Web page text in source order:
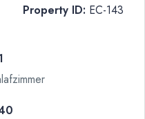
Property ID: EC-143